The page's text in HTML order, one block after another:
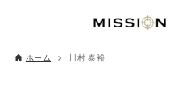
ホーム 川村 泰裕